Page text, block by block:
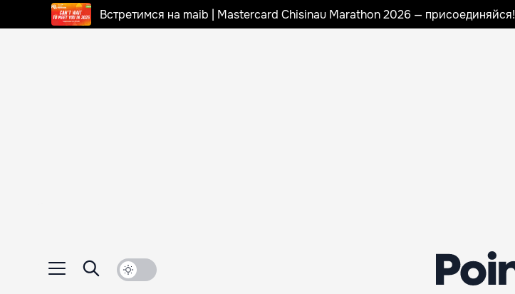
Встретимся на maib | Mastercard Chisinau Marathon 2026 — присоединяйся!